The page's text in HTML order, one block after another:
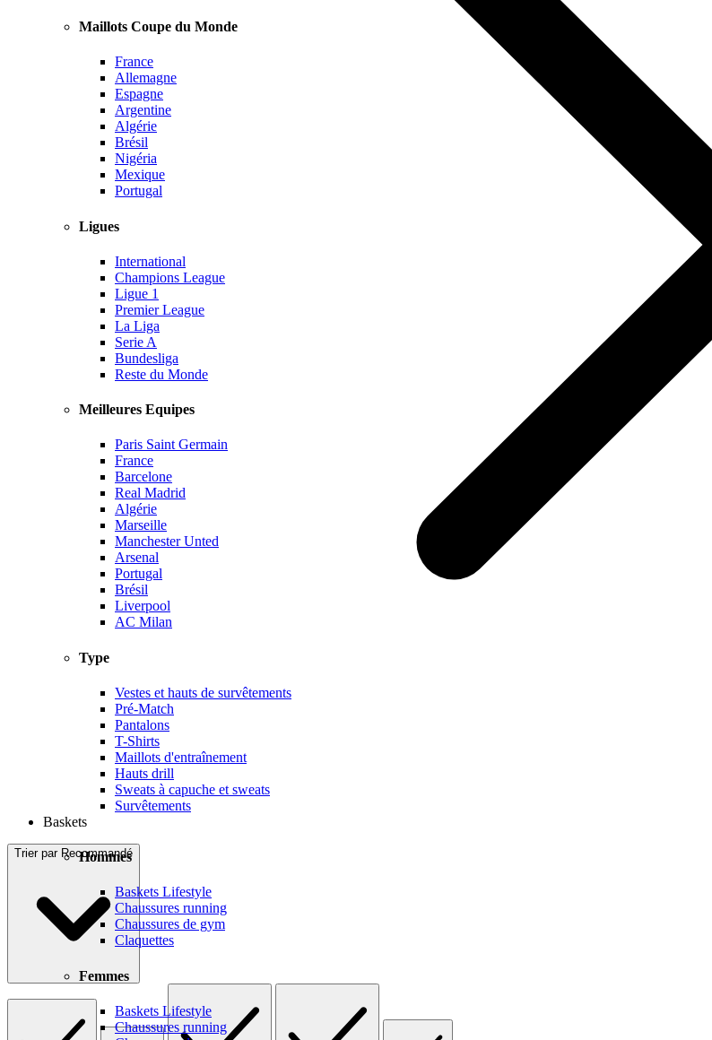
Maillots Coupe du Monde
France
Allemagne
Espagne
Argentine
Algérie
Brésil
Nigéria
Mexique
Portugal
Ligues
International
Champions League
Ligue 1
Premier League
La Liga
Serie A
Bundesliga
Reste du Monde
Meilleures Equipes
Paris Saint Germain
France
Barcelone
Real Madrid
Algérie
Marseille
Manchester Unted
Arsenal
Portugal
Brésil
Liverpool
AC Milan
Type
Vestes et hauts de survêtements
Pré-Match
Pantalons
T-Shirts
Maillots d'entraînement
Hauts drill
Sweats à capuche et sweats
Survêtements
Baskets
Hommes
Baskets Lifestyle
Chaussures running
Chaussures de gym
Claquettes
Femmes
Baskets Lifestyle
Chaussures running
Trier par Recommandé